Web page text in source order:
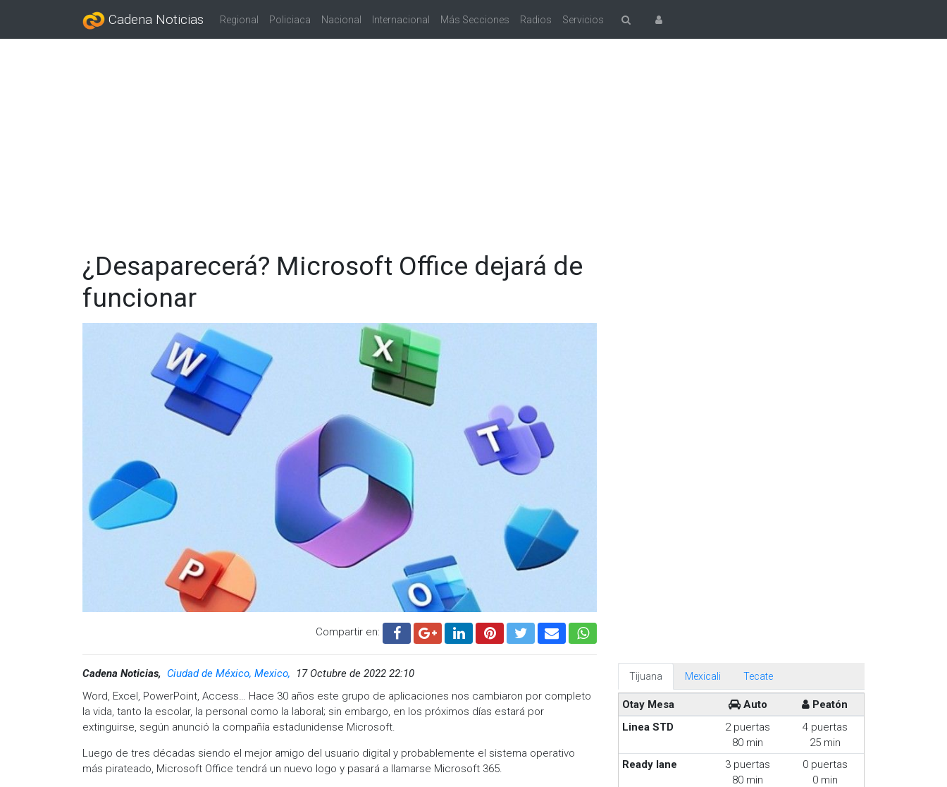
Cadena Noticias Regional Policiaca Nacional Internacional Más Secciones Radios Servicios
¿Desaparecerá? Microsoft Office dejará de
funcionar
Compartir en:
Cadena Noticias, Ciudad de México, Mexico,
17 Octubre de 2022 22:10
Word, Excel, PowerPoint, Access… Hace 30 años este grupo de aplicaciones nos cambiaron por completo
la vida, tanto la escolar, la personal como la laboral; sin embargo, en los próximos días estará por
extinguirse, según anunció la compañía estadunidense Microsoft.
Luego de tres décadas siendo el mejor amigo del usuario digital y probablemente el sistema operativo
más pirateado, Microsoft Office tendrá un nuevo logo y pasará a llamarse Microsoft 365.
Tijuana Mexicali Tecate
Otay Mesa Auto
Peatón
Linea STD
2 puertas
80 min
4 puertas
25 min
Ready lane
3 puertas
80 min
0 puertas
0 min